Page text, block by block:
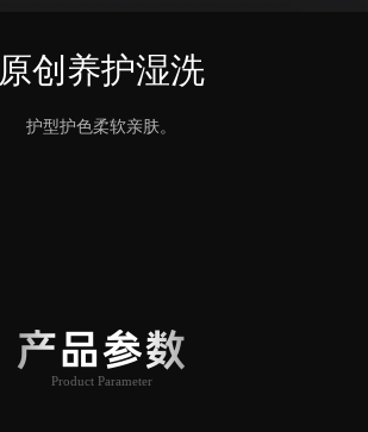
原创养护湿洗
护型护色柔软亲肤。
产品参数
Product Parameter